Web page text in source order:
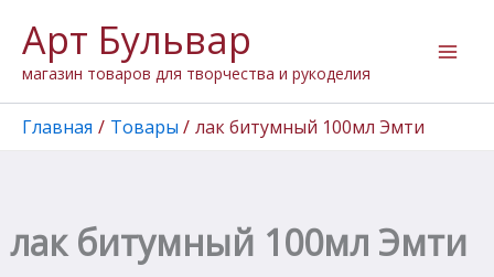
содержимому
Арт Бульвар
магазин товаров для творчества и рукоделия
Главная Товары лак битумный 100мл Эмти
лак битумный 100мл Эмти
товара
лак
битумный
100мл
Эмти